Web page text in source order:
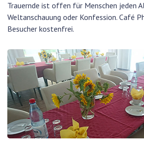
Trauernde ist offen für Menschen jeden
Weltanschauung oder Konfession. Café
Besucher kostenfrei.